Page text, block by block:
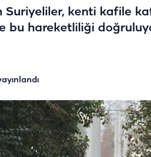
Suriyeliler, kenti kafile
bu hareketliliği